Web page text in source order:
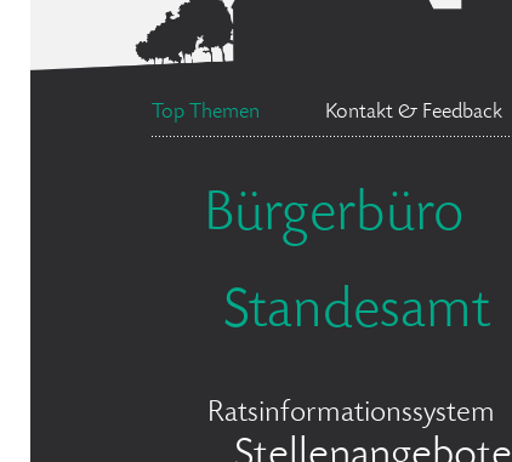
Top Themen Kontakt & Feedback
Bürgerbüro
Standesamt
Ratsinformationssystem